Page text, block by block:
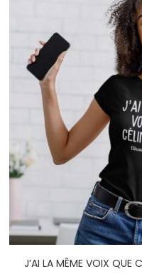
J’AI LA MÊME VOIX QUE